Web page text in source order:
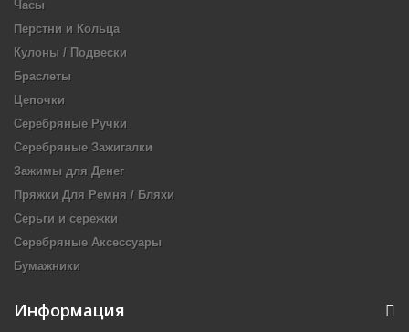
Часы
Перстни и Кольца
Кулоны / Подвески
Браслеты
Цепочки
Серебряные Ручки
Серебряные Зажигалки
Зажимы для Денег
Пряжки Для Ремня / Бляхи
Серьги и сережки
Серебряные Аксессуары
Бумажники
Информация